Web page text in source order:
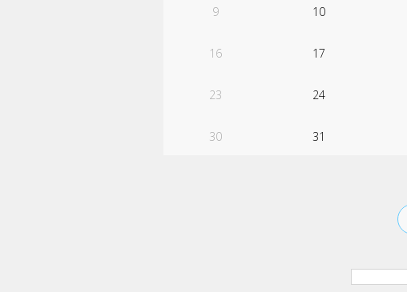
9 10
16 17
23 24
30 31